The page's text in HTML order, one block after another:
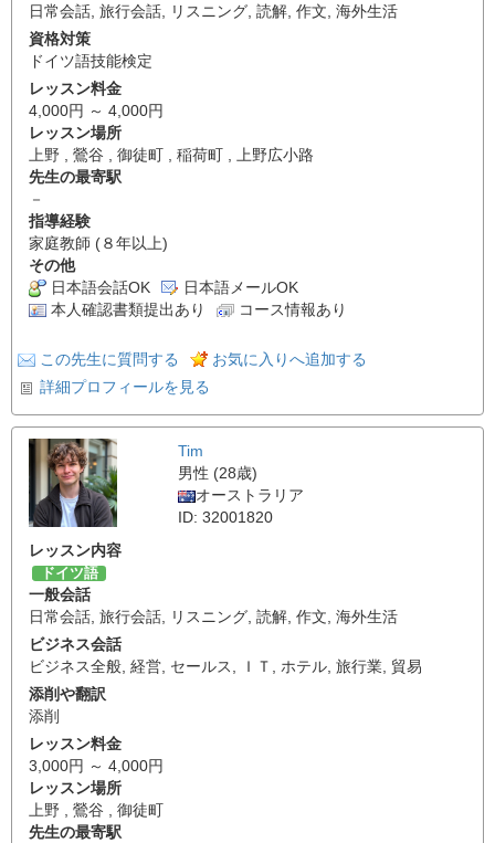
日常会話 旅行会話 リスニング 読解 作文 海外生活
資格対策
ドイツ語技能検定
レッスン料金
4,000円 ～ 4,000円
レッスン場所
上野 , 鶯谷 , 御徒町 , 稲荷町 , 上野広小路
先生の最寄駅
－
指導経験
家庭教師 (８年以上)
その他
日本語会話OK
日本語メールOK
本人確認書類提出あり
コース情報あり
この先生に質問する
お気に入りへ追加する
詳細プロフィールを見る
Tim
男性 (28歳)
オーストラリア
ID: 32001820
レッスン内容
ドイツ語
一般会話
日常会話, 旅行会話, リスニング, 読解, 作文, 海外生活
ビジネス会話
ビジネス全般, 経営, セールス, ＩＴ , ホテル, 旅行業, 貿易
添削や翻訳
添削
レッスン料金
3,000円 ～ 4,000円
レッスン場所
上野 , 鶯谷 , 御徒町
先生の最寄駅